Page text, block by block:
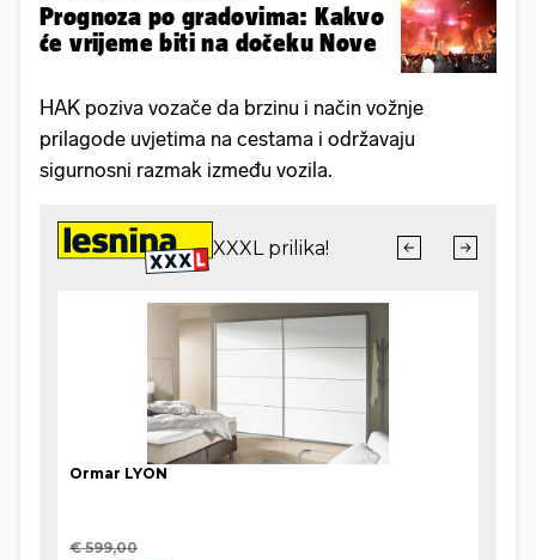
Prognoza po gradovima: Kakvo
će vrijeme biti na dočeku Nove
HAK poziva vozače da brzinu i način vožnje
prilagode uvjetima na cestama i održavaju
sigurnosni razmak između vozila.